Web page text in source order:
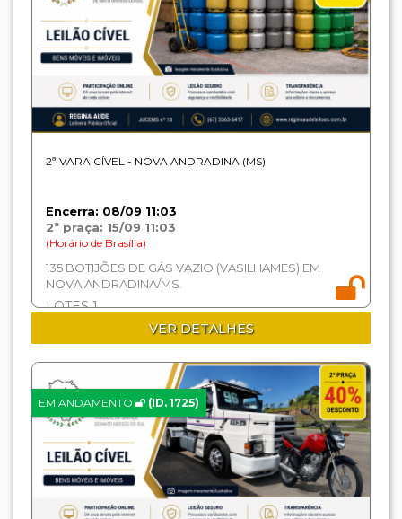
2ª VARA CÍVEL - NOVA ANDRADINA (MS)
Encerra: 08/09 11:03
2ª praça: 15/09 11:03
(Horário de Brasília)
135 BOTIJÕES DE GÁS VAZIO (VASILHAMES) EM
NOVA ANDRADINA/MS.
LOTES 1
VER DETALHES
EM ANDAMENTO (ID. 1725)